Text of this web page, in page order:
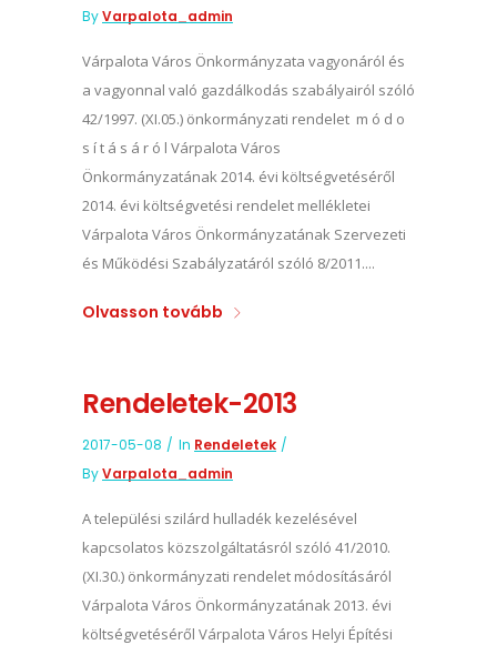
ByVarpalota_admin
Várpalota Város Önkormányzata vagyonáról és
a vagyonnal való gazdálkodás szabályairól szóló
42/1997. (XI.05.) önkormányzati rendelet m ó d o
s í t á s á r ó l Várpalota Város
Önkormányzatának 2014. évi költségvetéséről
2014. évi költségvetési rendelet mellékletei
Várpalota Város Önkormányzatának Szervezeti
és Működési Szabályzatáról szóló 8/2011....
Olvasson tovább
Rendeletek-2013
2017-05-08 In Rendeletek
ByVarpalota_admin
A települési szilárd hulladék kezelésével
kapcsolatos közszolgáltatásról szóló 41/2010.
(XI.30.) önkormányzati rendelet módosításáról
Várpalota Város Önkormányzatának 2013. évi
költségvetéséről Várpalota Város Helyi Építési